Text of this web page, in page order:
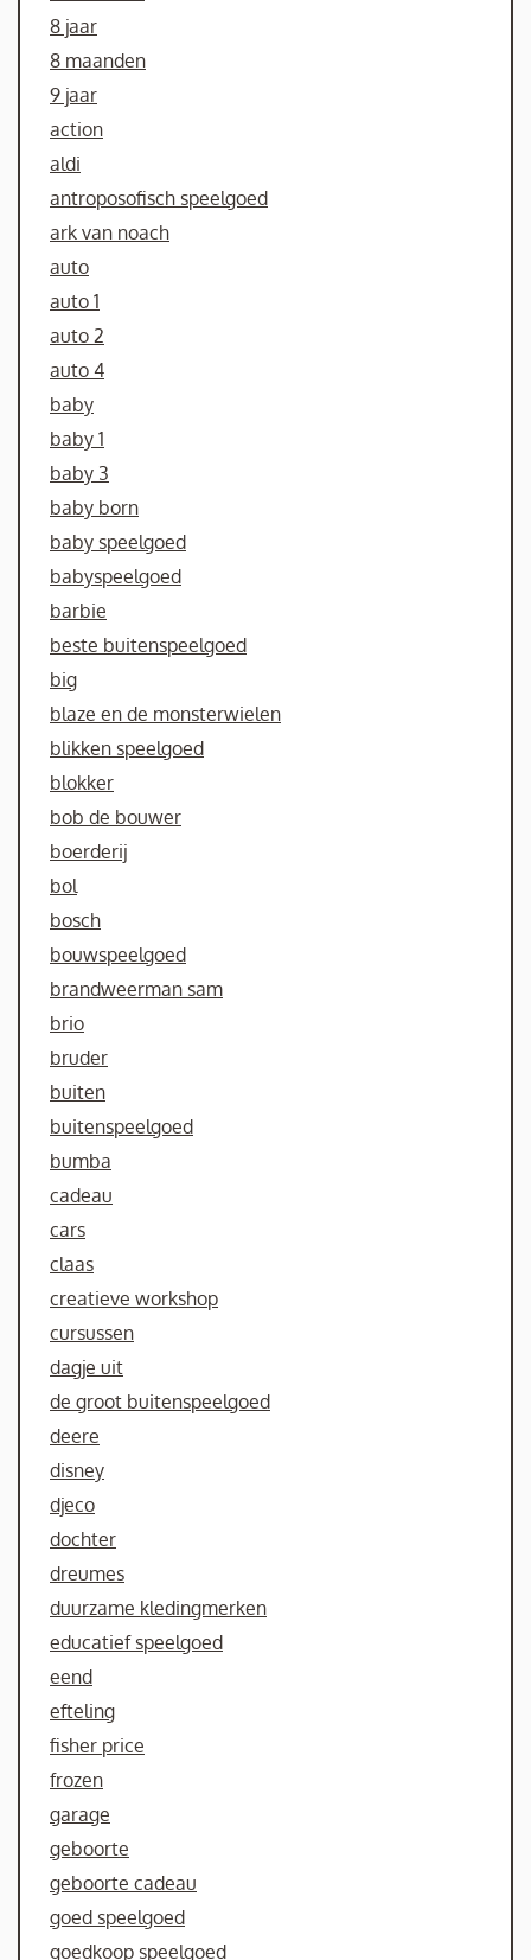
8 jaar
8 maanden
9 jaar
action
aldi
antroposofisch speelgoed
ark van noach
auto
auto 1
auto 2
auto 4
baby
baby 1
baby 3
baby born
baby speelgoed
babyspeelgoed
barbie
beste buitenspeelgoed
big
blaze en de monsterwielen
blikken speelgoed
blokker
bob de bouwer
boerderij
bol
bosch
bouwspeelgoed
brandweerman sam
brio
bruder
buiten
buitenspeelgoed
bumba
cadeau
cars
claas
creatieve workshop
cursussen
dagje uit
de groot buitenspeelgoed
deere
disney
djeco
dochter
dreumes
duurzame kledingmerken
educatief speelgoed
eend
efteling
fisher price
frozen
garage
geboorte
geboorte cadeau
goed speelgoed
goedkoop speelgoed